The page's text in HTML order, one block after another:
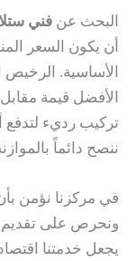
البحث عن فني
أن يكون السعر
الأساسية.
الأفضل قيمة
تركيب رديء لتدفع
ننصح دائماً
في مركزنا نؤمن
ونحرص على تقديم
يجعل خدمتنا